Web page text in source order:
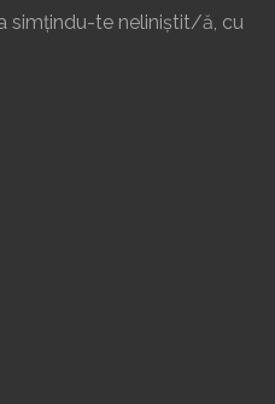
simțindu-te neliniștit/ă, cu